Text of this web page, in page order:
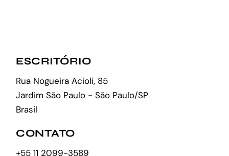
ESCRITÓRIO
Rua Nogueira Acioli, 85
Jardim São Paulo - São Paulo/SP
Brasil
CONTATO
+55 11 2099-3589